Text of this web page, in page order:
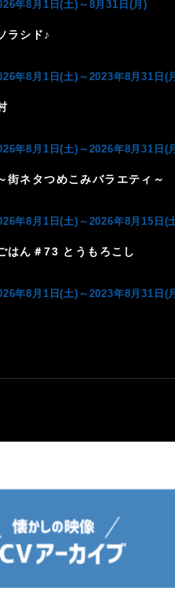
年8月1日(土)～8月31日(月)
ラシド♪
年8月1日(土)～2023年8月31日(
年8月1日(土)～2026年8月31日(
街ネタつめこみバラエティ～
年8月1日(土)～2026年8月15日(
はん＃73 とうもろこし
年8月1日(土)～2023年8月31日(